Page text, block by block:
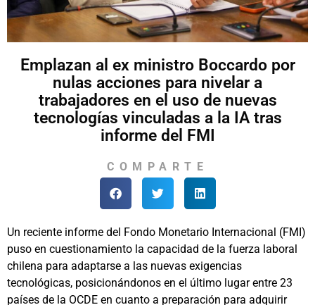
Emplazan al ex ministro Boccardo por
nulas acciones para nivelar a
trabajadores en el uso de nuevas
tecnologías vinculadas a la IA tras
informe del FMI
COMPARTE
Un reciente informe del Fondo Monetario Internacional (FMI)
puso en cuestionamiento la capacidad de la fuerza laboral
chilena para adaptarse a las nuevas exigencias
tecnológicas, posicionándonos en el último lugar entre 23
países de la OCDE en cuanto a preparación para adquirir